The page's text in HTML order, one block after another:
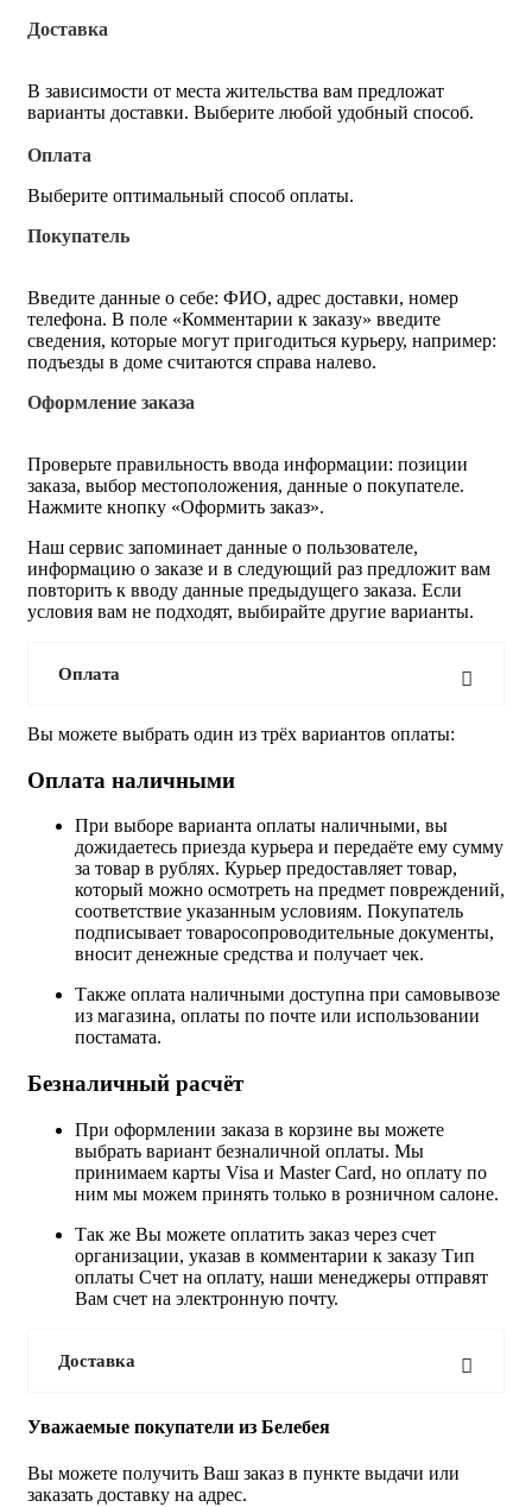
Доставка
В зависимости от места жительства вам предложат
варианты доставки. Выберите любой удобный способ.
Оплата
Выберите оптимальный способ оплаты.
Покупатель
Введите данные о себе: ФИО, адрес доставки, номер
телефона. В поле «Комментарии к заказу» введите
сведения, которые могут пригодиться курьеру, например:
подъезды в доме считаются справа налево.
Оформление заказа
Проверьте правильность ввода информации: позиции
заказа, выбор местоположения, данные о покупателе.
Нажмите кнопку «Оформить заказ».
Наш сервис запоминает данные о пользователе,
информацию о заказе и в следующий раз предложит вам
повторить к вводу данные предыдущего заказа. Если
условия вам не подходят, выбирайте другие варианты.
Оплата
Вы можете выбрать один из трёх вариантов оплаты:
Оплата наличными
При выборе варианта оплаты наличными, вы
дожидаетесь приезда курьера и передаёте ему сумму
за товар в рублях. Курьер предоставляет товар,
который можно осмотреть на предмет повреждений,
соответствие указанным условиям. Покупатель
подписывает товаросопроводительные документы,
вносит денежные средства и получает чек.
Также оплата наличными доступна при самовывозе
из магазина, оплаты по почте или использовании
постамата.
Безналичный расчёт
При оформлении заказа в корзине вы можете
выбрать вариант безналичной оплаты. Мы
принимаем карты Visa и Master Card, но оплату по
ним мы можем принять только в розничном салоне.
Так же Вы можете оплатить заказ через счет
организации, указав в комментарии к заказу Тип
оплаты Счет на оплату, наши менеджеры отправят
Вам счет на электронную почту.
Доставка
Уважаемые покупатели из Белебея
Вы можете получить Ваш заказ в пункте выдачи или
заказать доставку на адрес.